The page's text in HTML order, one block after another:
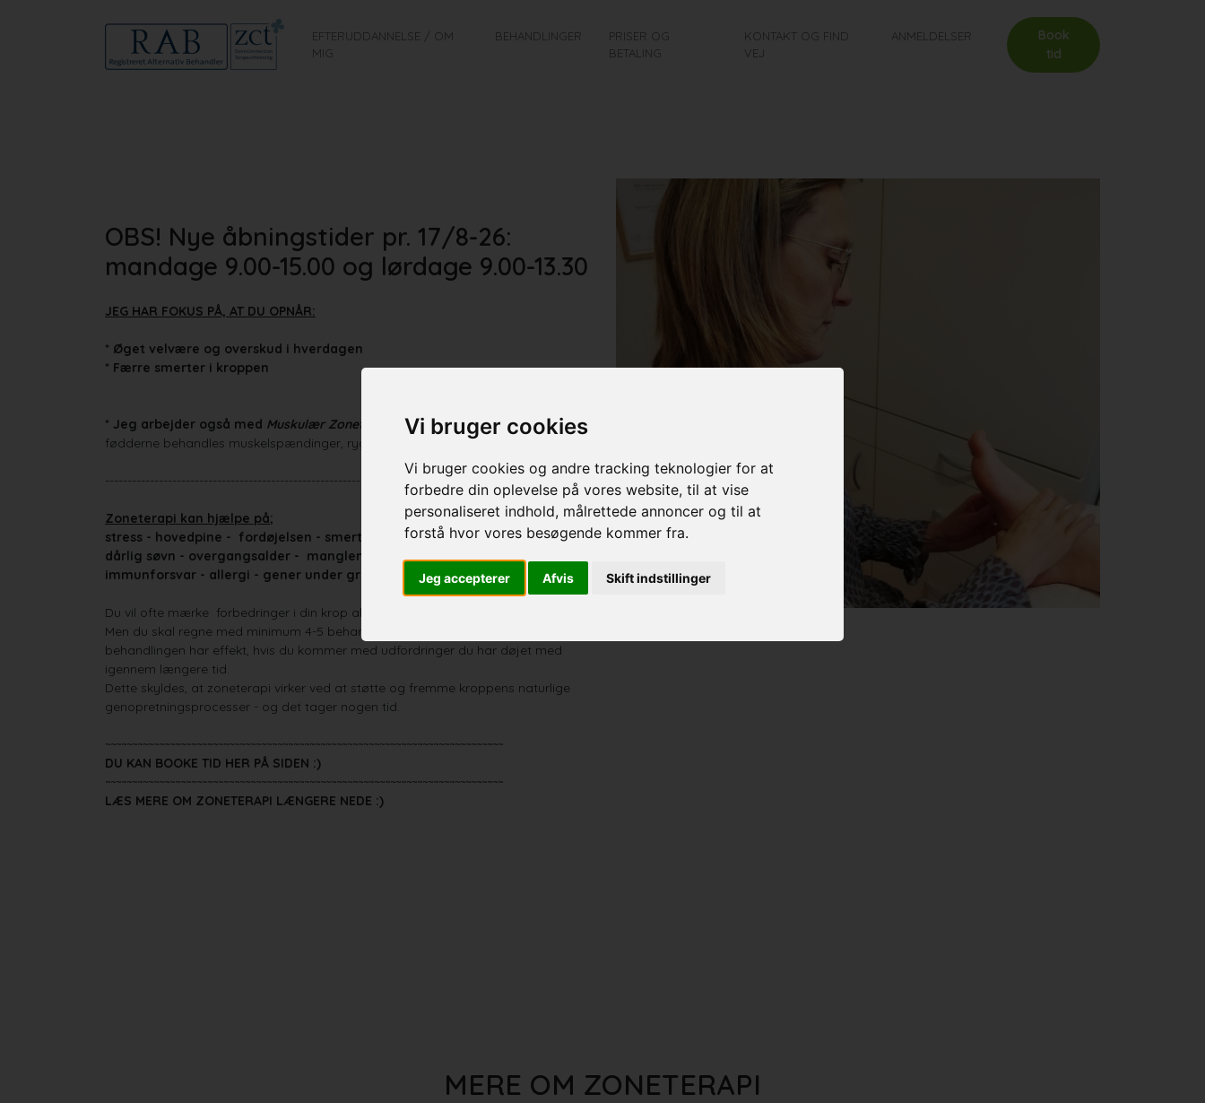
Vi bruger cookies
Vi bruger cookies og andre tracking teknologier for at
forbedre din oplevelse på vores website, til at vise
personaliseret indhold, målrettede annoncer og til at
forstå hvor vores besøgende kommer fra.
Jeg accepterer Afvis Skift indstillinger
EFTERUDDANNELSE / OM
MIG
BEHANDLINGER
PRISER OG
BETALING
KONTAKT OG FIND
VEJ
ANMELDELSER
Book
tid
OBS! Nye åbningstider pr. 17/8-26:
mandage 9.00-15.00 og lørdage 9.00-13.30
JEG HAR FOKUS PÅ, AT DU OPNÅR:
* Øget velvære og overskud i hverdagen
* Færre smerter i kroppen
* Jeg arbejder også med Muskulær Zoneterapi,
Via specifikke trykpunkter på
fødderne behandles muskelspændinger, rygproblemer og ledsmerter effektivt
------------------------------------------------------------------
Zoneterapi kan hjælpe på;
stress - hovedpine - fordøjelsen - smerter i kroppens muskler og led -
dårlig søvn - overgangsalder - manglende energi - dårligt fungerende
immunforsvar - allergi - gener under gravidet og meget mere.
Du vil ofte mærke forbedringer i din krop allerede efter et par behandlinger.
Men du skal regne med minimum 4-5 behandlinger, før vi kan se om
behandlingen har effekt, hvis du kommer med udfordringer du har døjet med
igennem længere tid.
Dette skyldes, at zoneterapi virker ved at støtte og fremme kroppens naturlige
genopretningsprocesser - og det tager nogen tid.
~~~~~~~~~~~~~~~~~~~~~~~~~~~~~~~~~~~~~~~~~~~~~~~~~~~~~~~~~~~~~~~~~~~~~~~~~~
DU KAN BOOKE TID HER PÅ SIDEN :)
~~~~~~~~~~~~~~~~~~~~~~~~~~~~~~~~~~~~~~~~~~~~~~~~~~~~~~~~~~~~~~~~~~~~~~~~~~
LÆS MERE OM ZONETERAPI LÆNGERE NEDE :)
MERE OM ZONETERAPI